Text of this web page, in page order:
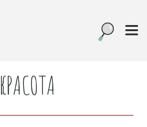
КРАСОТА